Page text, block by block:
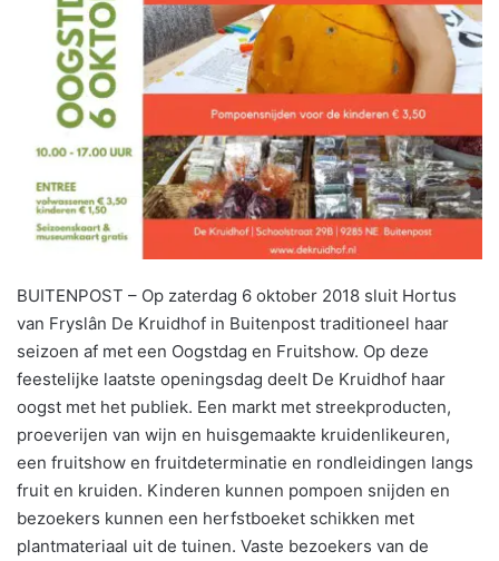
BUITENPOST – Op zaterdag 6 oktober 2018 sluit Hortus
van Fryslân De Kruidhof in Buitenpost traditioneel haar
seizoen af met een Oogstdag en Fruitshow. Op deze
feestelijke laatste openingsdag deelt De Kruidhof haar
oogst met het publiek. Een markt met streekproducten,
proeverijen van wijn en huisgemaakte kruidenlikeuren,
een fruitshow en fruitdeterminatie en rondleidingen langs
fruit en kruiden. Kinderen kunnen pompoen snijden en
bezoekers kunnen een herfstboeket schikken met
plantmateriaal uit de tuinen. Vaste bezoekers van de